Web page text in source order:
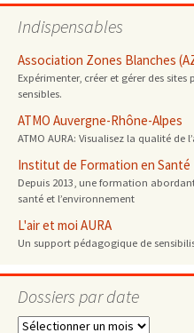
Indispensables
Association Zones Blanches
Expérimenter, créer et gérer des
sensibles.
ATMO Auvergne-Rhône-Alpes
ATMO AURA: Visualisez la qualité
Institut de Formation en Santé
Depuis 2013, une formation
santé et l’environnement
L'air et moi AURA
Un support pédagogique de
Dossiers par date
Dossiers